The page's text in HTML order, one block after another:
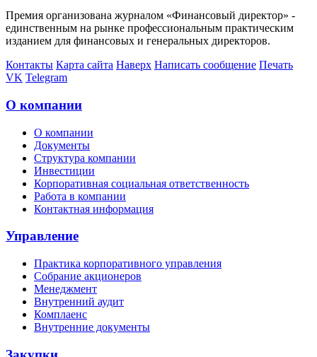
Премия организована журналом «Финансовый директор» -
единственным на рынке профессиональным практическим
изданием для финансовых и генеральных директоров.
Контакты Карта сайта Наверх Написать сообщение Печать
VK Telegram
О компании
О компании
Документы
Структура компании
Инвестиции
Корпоративная социальная ответственность
Работа в компании
Контактная информация
Управление
Практика корпоративного управления
Собрание акционеров
Менеджмент
Внутренний аудит
Комплаенс
Внутренние документы